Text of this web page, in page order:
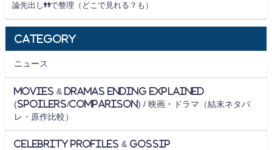
論先出し”で整理（どこで見れる？も）
Category
ニュース
Movies & Dramas Ending Explained
(Spoilers/Comparison) / 映画・ドラマ（結末ネタバ
レ・原作比較）
Celebrity Profiles & Gossip